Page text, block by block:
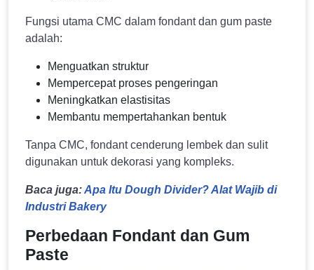
Fungsi utama CMC dalam fondant dan gum paste
adalah:
Menguatkan struktur
Mempercepat proses pengeringan
Meningkatkan elastisitas
Membantu mempertahankan bentuk
Tanpa CMC, fondant cenderung lembek dan sulit
digunakan untuk dekorasi yang kompleks.
Baca juga:Apa Itu Dough Divider? Alat Wajib di
Industri Bakery
Perbedaan Fondant dan Gum
Paste